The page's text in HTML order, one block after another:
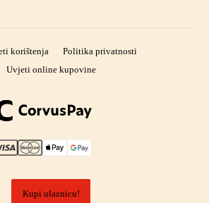
korištenja
Politika privatnosti
Uvjeti online kupovine
Kupi ulaznicu!